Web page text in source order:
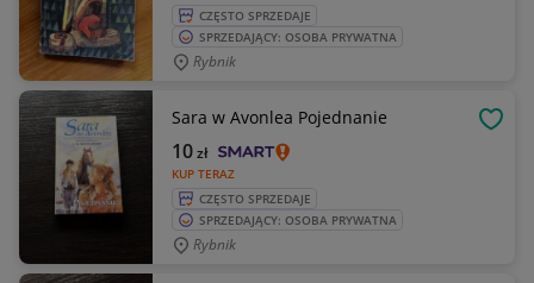
CZĘSTO SPRZEDAJE
SPRZEDAJĄCY: OSOBA PRYWATNA
Rybnik
Sara w Avonlea Pojednanie
KUP TERAZ
10zł
CZĘSTO SPRZEDAJE
SPRZEDAJĄCY: OSOBA PRYWATNA
Rybnik